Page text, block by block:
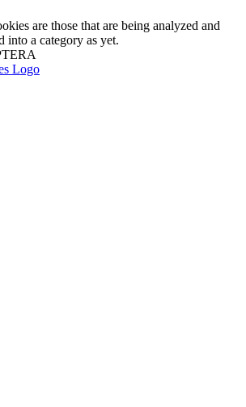
are those that are being analyzed and
into a category as yet.